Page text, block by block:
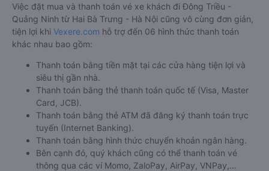
Việc đặt mua và thanh toán vé xe khách đi Đông Triều -
Quảng Ninh từ Hai Bà Trưng - Hà Nội cũng vô cùng đơn giản,
tiện lợi khi Vexere.com hỗ trợ đến 06 hình thức thanh toán
khác nhau bao gồm:
Thanh toán bằng tiền mặt tại các cửa hàng tiện lợi và
siêu thị gần nhà.
Thanh toán bằng thẻ thanh toán quốc tế (Visa, Master
Card, JCB).
Thanh toán bằng thẻ ATM đã đăng ký thanh toán trực
tuyến (Internet Banking).
Thanh toán bằng hình thức chuyển khoản ngân hàng.
Bên cạnh đó, quý khách cũng có thể thanh toán vé
thông qua các ví Momo, ZaloPay, AirPay, VNPay,…